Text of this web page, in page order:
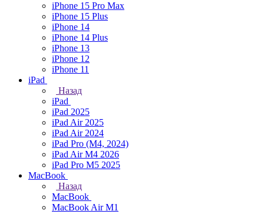
iPhone 15 Pro Max
iPhone 15 Plus
iPhone 14
iPhone 14 Plus
iPhone 13
iPhone 12
iPhone 11
iPad
Назад
iPad
iPad 2025
iPad Air 2025
iPad Air 2024
iPad Pro (M4, 2024)
iPad Air M4 2026
iPad Pro M5 2025
MacBook
Назад
MacBook
MacBook Air M1